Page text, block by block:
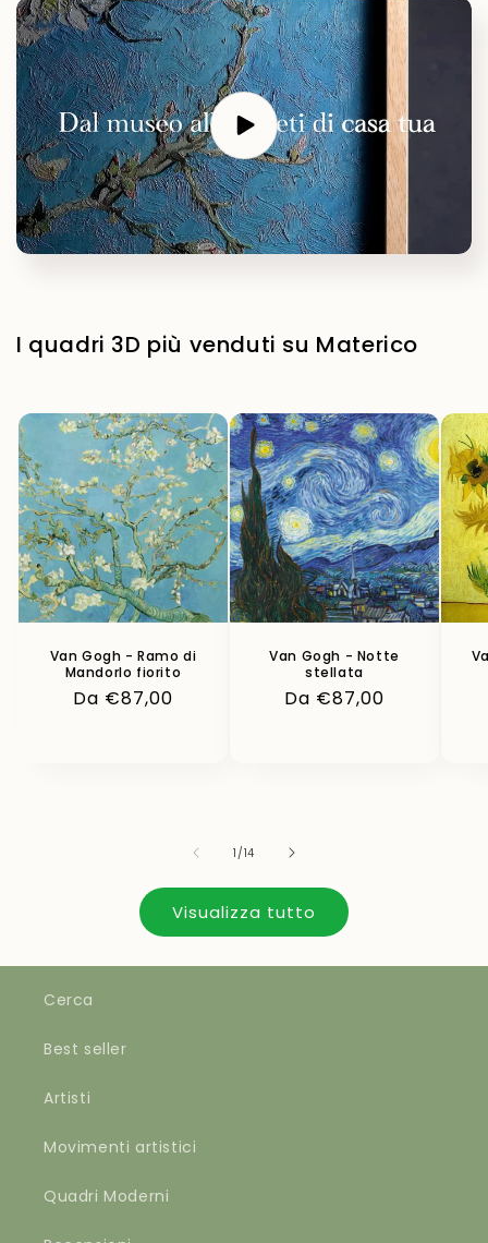
I quadri 3D più venduti su Materico
Van Gogh - Ramo di
Mandorlo fiorito
Prezzo
Da €87,00
Van Gogh - Notte
stellata
Prezzo
Da €87,00
1 /su
14
Visualizza tutto
Cerca
Best seller
Artisti
Movimenti artistici
Quadri Moderni